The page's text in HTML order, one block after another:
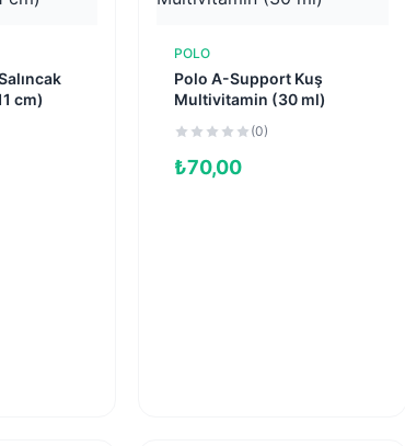
cm)
POLO
Polo A-Support Kuş
Multivitamin (30 ml)
(0)
₺70,00